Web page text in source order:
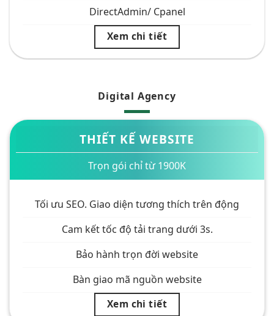
DirectAdmin/ Cpanel
Xem chi tiết
Digital Agency
THIẾT KẾ WEBSITE
Trọn gói chỉ từ 1900K
Tối ưu SEO. Giao diện tương thích trên động
Cam kết tốc độ tải trang dưới 3s.
Bảo hành trọn đời website
Bàn giao mã nguồn website
Xem chi tiết